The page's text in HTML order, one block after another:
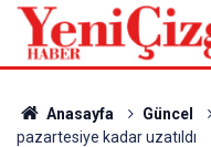
Anasayfa Güncel
pazartesiye kadar uzatıldı